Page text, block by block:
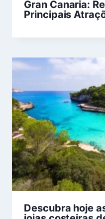
Gran Canaria:
Principais
Descubra hoje